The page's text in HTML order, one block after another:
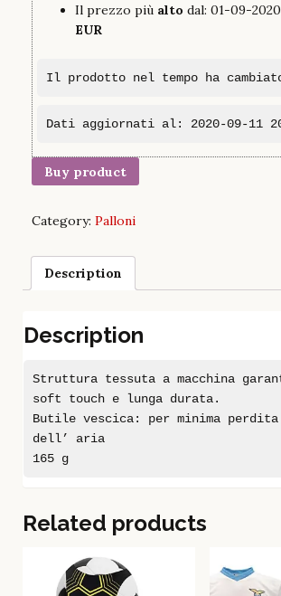
Il prezzo più alto dal: 01-09-
EUR
Il prodotto nel tempo ha
Dati aggiornati al: 2020-09-11
Buy product
Category: Palloni
Description
Description
Struttura tessuta a macchina
soft touch e lunga durata.
Butile vescica: per minima
dell’ aria
165 g
Related products